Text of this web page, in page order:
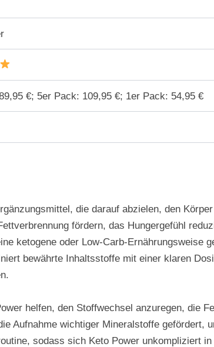
€; 5er Pack: 109,95 €; 1er Pack: 54,95 €
die darauf abzielen, den
fördern, das Hungergefühl
ketogene oder Low-Carb-Ernährungsweise
bewährte Inhaltsstoffe mit einer klaren
helfen, den Stoffwechsel anzuregen, die
Aufnahme wichtiger Mineralstoffe gefördert,
sodass sich Keto Power unkompliziert